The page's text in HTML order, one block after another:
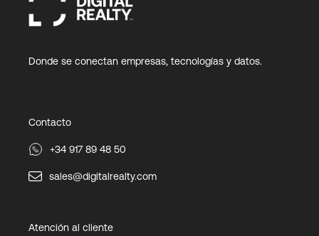
Donde se conectan empresas, tecnologías y datos.
Contacto
+34 917 89 48 50
sales@digitalrealty.com
Atención al cliente